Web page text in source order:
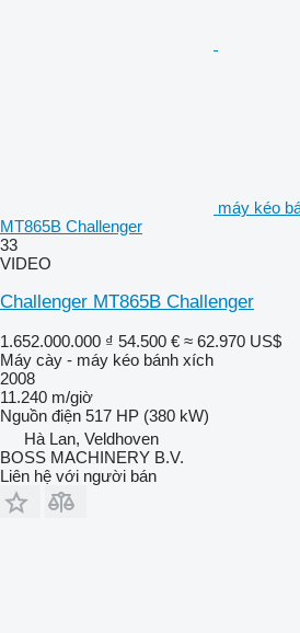
máy kéo
MT865B Challenger
33
VIDEO
Challenger MT865B Challenger
1.652.000.000 ₫ 54.500 € ≈ 62.970 US$
Máy cày - máy kéo bánh xích
2008
11.240 m/giờ
Nguồn điện 517 HP (380 kW)
Hà Lan, Veldhoven
BOSS MACHINERY B.V.
Liên hệ với người bán